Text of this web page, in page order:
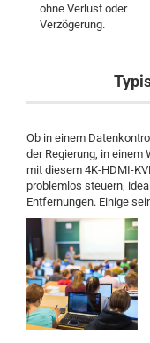
ohne Verlust oder
Verzögerung.
Ob in einem
der Regierung, in einem
mit diesem 4K-HDMI-
problemlos steuern,
Entfernungen. Einige